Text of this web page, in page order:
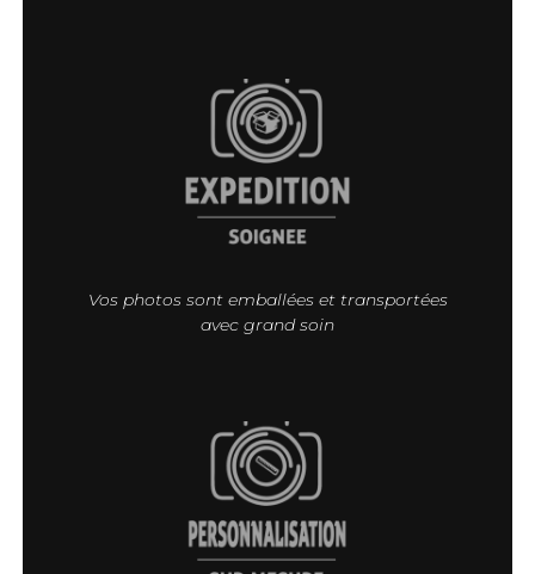
Vos photos sont emballées et transportées
avec grand soin